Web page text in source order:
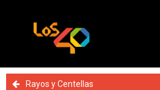
Rayos y Centellas